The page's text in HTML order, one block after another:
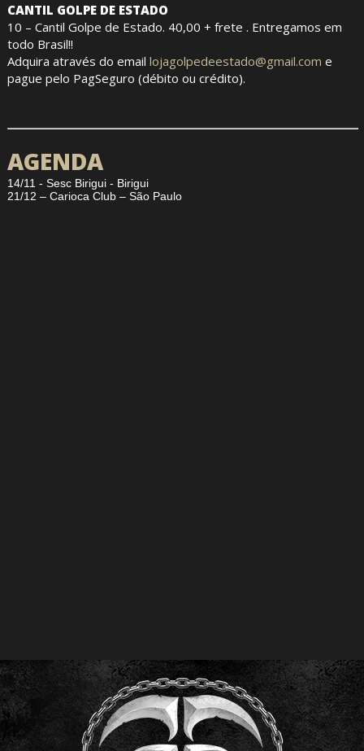
AGENDA
14/11 - Sesc Birigui - Birigui
21/12 – Carioca Club – São Paulo
CANTIL GOLPE DE ESTADO
10 – Cantil Golpe de Estado. 40,00 + frete . Entregamos em
todo Brasil!!
Adquira através do email lojagolpedeestado@gmail.com e
pague pelo PagSeguro (débito ou crédito).